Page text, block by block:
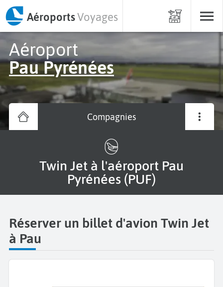
AéroportsVoyages
Aéroport
Pau Pyrénées
Compagnies
Twin Jet à l'aéroport Pau
Pyrénées (PUF)
Réserver un billet d'avion Twin Jet
à Pau